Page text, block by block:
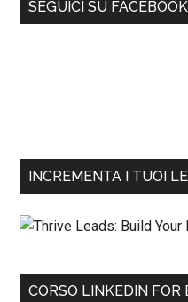
SEGUICI SU FACEBOOK
INCREMENTA I TUOI
CORSO LINKEDIN FOR